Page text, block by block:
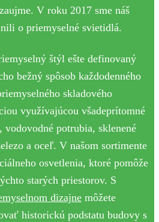
V roku 2017 sme náš
o priemyselné svietidlá.
štýl ešte definovaný
bežný spôsob každodenného
skladového
využívajúcou všadeprítomné
potrubia, sklenené
a oceľ. V našom sortimente
osvetlenia, ktoré pomôže
starých priestorov. S
dizajne môžete
historickú podstatu budovy s